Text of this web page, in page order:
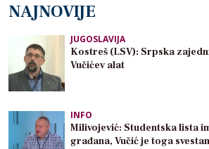
NAJNOVIJE
JUGOSLAVIJA
Kostreš (LSV): Srpska
Vučićev alat
INFO
Milivojević: Studentska lista
građana, Vučić je toga svestan